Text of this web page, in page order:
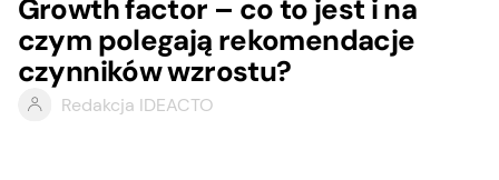
Growth factor – co to jest i na
czym polegają rekomendacje
czynników wzrostu?
Redakcja IDEACTO